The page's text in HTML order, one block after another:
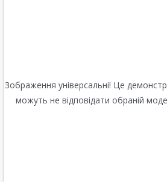
Зображення універсальні! Це
можуть не відповідати обраній